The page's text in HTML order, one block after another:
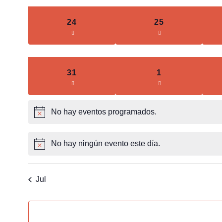
0
eventos
24
0
eventos
25
0
eventos
31
0
eventos
1
Notice
No hay eventos programados.
Notice
No hay ningún evento este día.
Jul